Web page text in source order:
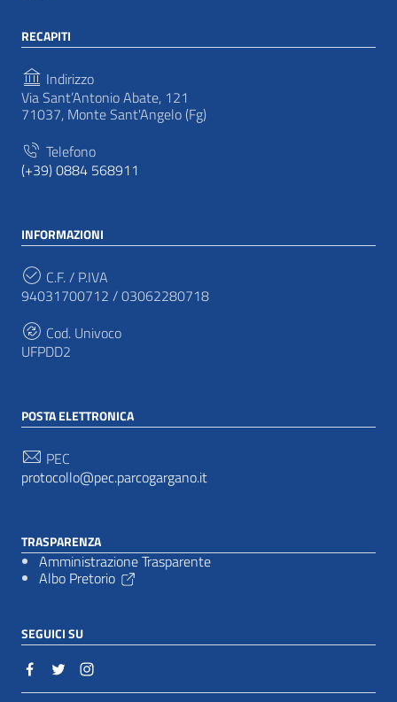
RECAPITI
Indirizzo
Via Sant’Antonio Abate, 121
71037, Monte Sant'Angelo (Fg)
Telefono
(+39) 0884 568911
INFORMAZIONI
C.F. / P.IVA
94031700712 / 03062280718
Cod. Univoco
UFPDD2
POSTA ELETTRONICA
PEC
protocollo@pec.parcogargano.it
TRASPARENZA
Amministrazione Trasparente
Albo Pretorio
SEGUICI SU